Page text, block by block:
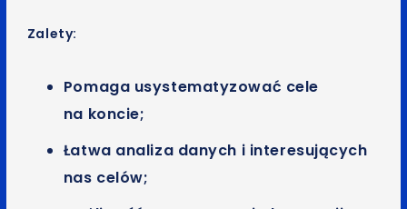
Zalety:
Pomaga usystematyzować cele
na koncie;
Łatwa analiza danych i interesujących
nas celów;